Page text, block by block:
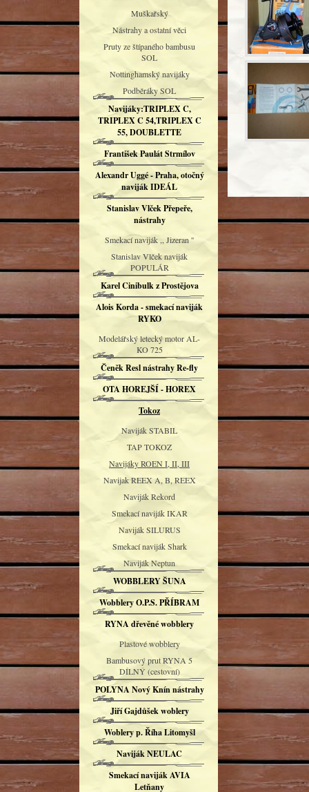
Muškařský
Nástrahy a ostatní věci
Pruty ze štípaného bambusu
SOL
Nottinghamský navijáky
Podběráky SOL
Navijáky:TRIPLEX C,
TRIPLEX C 54,TRIPLEX C
55, DOUBLETTE
František Paulát Strmílov
Alexandr Uggé - Praha, otočný
naviják IDEÁL
Stanislav Vlček Přepeře,
nástrahy
Smekací naviják ,, Jizeran ''
Stanislav Vlček naviják
POPULÁR
Karel Cinibulk z Prostějova
Alois Korda - smekací naviják
RYKO
Modelářský letecký motor AL-
KO 725
Čeněk Resl nástrahy Re-fly
OTA HOREJŠÍ - HOREX
Tokoz
Naviják STABIL
TAP TOKOZ
Navijáky ROEN I, II, III
Navijak REEX A, B, REEX
Naviják Rekord
Smekací naviják IKAR
Naviják SILURUS
Smekací naviják Shark
Naviják Neptun
WOBBLERY ŠUNA
Wobblery O.P.S. PŘÍBRAM
RYNA dřevěné wobblery
Plastové wobblery
Bambusový prut RYNA 5
DÍLNÝ (cestovní)
POLYNA Nový Knín nástrahy
Jiří Gajdůšek woblery
Woblery p. Říha Litomyšl
Naviják NEULAC
Smekací naviják AVIA
Letňany